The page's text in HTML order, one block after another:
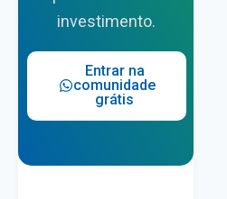
investimento.
Entrar na
comunidade
grátis